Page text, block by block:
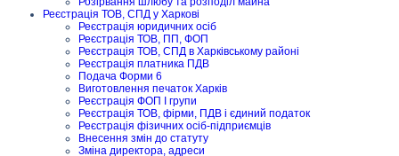
Реєстрація ТОВ, СПД у Харкові
Реєстрація юридичних осіб
Реєстрація ТОВ, ПП, ФОП
Реєстрація ТОВ, СПД в Харківському районі
Реєстрація платника ПДВ
Подача Форми 6
Виготовлення печаток Харків
Реєстрація ФОП I групи
Реєстрація ТОВ, фірми, ПДВ і єдиний податок
Реєстрація фізичних осіб-підприємців
Внесення змін до статуту
Зміна директора, адреси